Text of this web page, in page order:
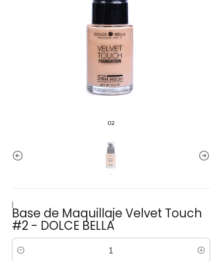
|
Base de Maquillaje Velvet Touch
#2 - DOLCE BELLA
Cantidad